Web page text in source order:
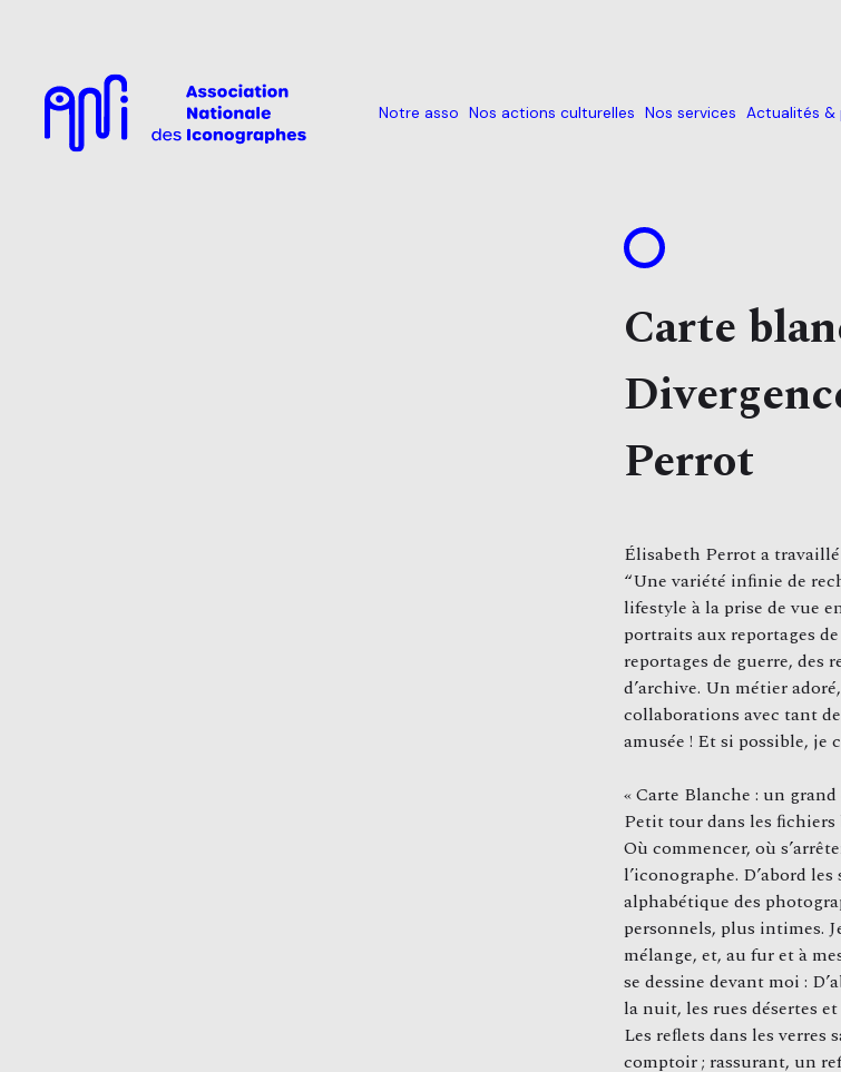
Notre asso Nos actions culturelles Nos services Actualités &
Carte
Perrot
Élisabeth Perrot a
“Une variété inﬁnie de
lifestyle à la prise de vue
portraits aux reportages
reportages de guerre, des
d’archive. Un métier
collaborations avec tant
amusée ! Et si possible, je
« Carte Blanche : un
Petit tour dans les ﬁchiers
Où commencer, où
l’iconographe. D’abord
alphabétique des
personnels, plus intimes.
mélange, et, au fur et à
se dessine devant moi :
la nuit, les rues désertes
Les reﬂets dans les verres
comptoir ; rassurant, un